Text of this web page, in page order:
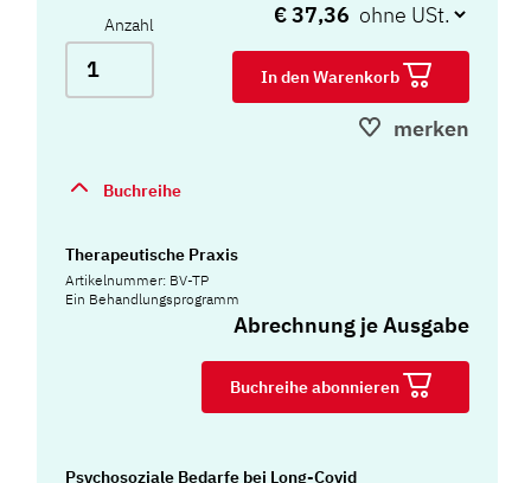
Anzahl € 37,36
In den Warenkorb
merken
Buchreihe
Therapeutische Praxis
Artikelnummer: BV-TP
Ein Behandlungsprogramm
Abrechnung je Ausgabe
Buchreihe abonnieren
Psychosoziale Bedarfe bei Long-Covid